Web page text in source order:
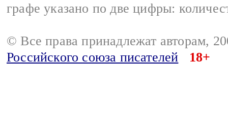
графе указано по две цифры:
© Все права принадлежат авторам,
Российского союза писателей
18+